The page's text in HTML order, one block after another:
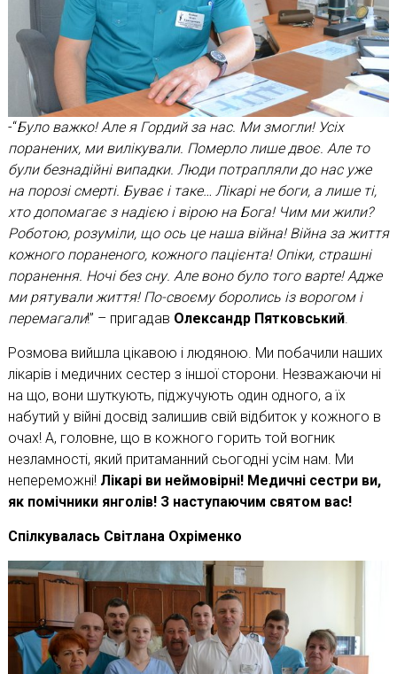
-“Було важко! Але я Гордий за нас. Ми змогли! Усіх
поранених, ми вилікували. Померло лише двоє. Але то
були безнадійні випадки. Люди потрапляли до нас уже
на порозі смерті. Буває і таке… Лікарі не боги, а лише ті,
хто допомагає з надією і вірою на Бога! Чим ми жили?
Роботою, розуміли, що ось це наша війна! Війна за життя
кожного пораненого, кожного пацієнта! Опіки, страшні
поранення. Ночі без сну. Але воно було того варте! Адже
ми рятували життя! По-своєму боролись із ворогом і
перемагали!” – пригадав Олександр Пятковський.
Розмова вийшла цікавою і людяною. Ми побачили наших
лікарів і медичних сестер з іншої сторони. Незважаючи ні
на що, вони шуткують, піджучують один одного, а їх
набутий у війні досвід залишив свій відбиток у кожного в
очах! А, головне, що в кожного горить той вогник
незламності, який притаманний сьогодні усім нам. Ми
непереможні!Лікарі ви неймовірні! Медичні сестри ви,
як помічники янголів! З наступаючим святом вас!
Спілкувалась Світлана Охріменко